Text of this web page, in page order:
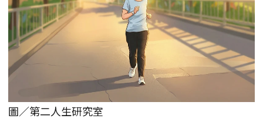
圖／第二人生研究室